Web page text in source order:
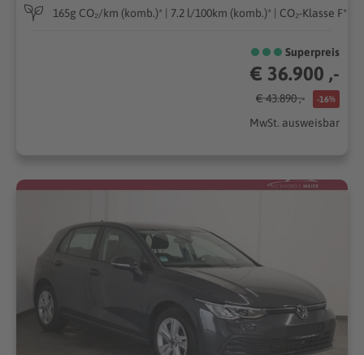
165g CO₂/km (komb.)* | 7.2 l/100km (komb.)* | CO₂-Klasse F*
Superpreis
€ 36.900 ,-
€ 43.890 ,- -16%
MwSt. ausweisbar